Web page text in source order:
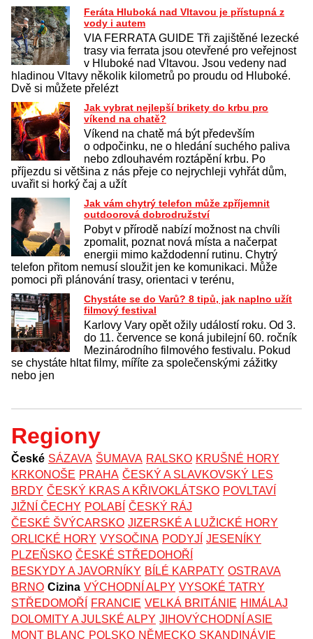
Feráta Hluboká nad Vltavou je přístupná z
vody i autem
VIA FERRATA GUIDE Tři zajištěné lezecké
trasy via ferrata jsou otevřené pro veřejnost
v Hluboké nad Vltavou. Jsou vedeny nad
hladinou Vltavy několik kilometrů po proudu od Hluboké.
Dvě si můžete přelézt
Jak vybrat nejlepší brikety do krbu pro
víkend na chatě?
Víkend na chatě má být především
o odpočinku, ne o hledání suchého paliva
nebo zdlouhavém roztápění krbu. Po
příjezdu si většina z nás přeje co nejrychleji vyhřát dům,
uvařit si horký čaj a užít
Jak vám chytrý telefon může zpříjemnit
outdoorová dobrodružství
Pobyt v přírodě nabízí možnost na chvíli
zpomalit, poznat nová místa a načerpat
energii mimo každodenní rutinu. Chytrý
telefon přitom nemusí sloužit jen ke komunikaci. Může
pomoci při plánování trasy, orientaci v terénu,
Chystáte se do Varů? 8 tipů, jak naplno užít
filmový festival
Karlovy Vary opět ožily událostí roku. Od 3.
do 11. července se koná jubilejní 60. ročník
Mezinárodního filmového festivalu. Pokud
se chystáte hltat filmy, míříte za společenskými zážitky
nebo jen
Regiony
České SÁZAVA ŠUMAVA RALSKO KRUŠNÉ HORY
KRKONOŠE PRAHA ČESKÝ A SLAVKOVSKÝ LES
BRDY ČESKÝ KRAS A KŘIVOKLÁTSKO POVLTAVÍ
JIŽNÍ ČECHY POLABÍ ČESKÝ RÁJ
ČESKÉ ŠVÝCARSKO JIZERSKÉ A LUŽICKÉ HORY
ORLICKÉ HORY VYSOČINA PODYJÍ JESENÍKY
PLZEŇSKO ČESKÉ STŘEDOHOŘÍ
BESKYDY A JAVORNÍKY BÍLÉ KARPATY OSTRAVA
BRNO Cizina VÝCHODNÍ ALPY VYSOKÉ TATRY
STŘEDOMOŘÍ
FRANCIE VELKÁ BRITÁNIE HIMÁLAJ
DOLOMITY A JULSKÉ ALPY JIHOVÝCHODNÍ ASIE
MONT BLANC POLSKO NĚMECKO SKANDINÁVIE